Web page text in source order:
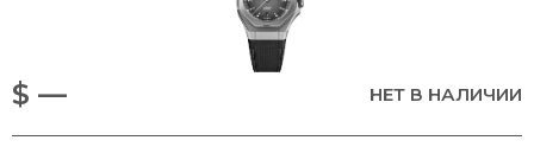
$ — НЕТ В НАЛИЧИИ